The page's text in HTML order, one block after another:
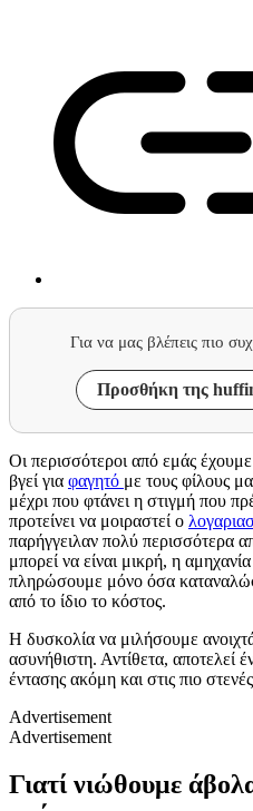
Για να μας βλέπεις πιο
Προσθήκη της
Οι περισσότεροι από εμάς
βγεί για φαγητό με τους φίλους
μέχρι που φτάνει η στιγμή που
προτείνει να μοιραστεί ο
παρήγγειλαν πολύ περισσότερα
μπορεί να είναι μικρή, η
πληρώσουμε μόνο όσα
από το ίδιο το κόστος.
Η δυσκολία να μιλήσουμε
ασυνήθιστη. Αντίθετα, αποτελεί
έντασης ακόμη και στις πιο στενές
Advertisement
Advertisement
Γιατί νιώθουμε